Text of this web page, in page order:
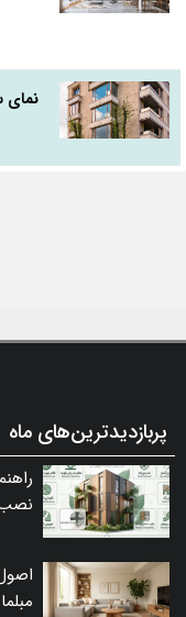
نمای
پربازدیدترین‌های ماه
نصب